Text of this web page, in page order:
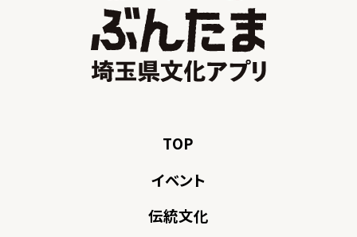
TOP
イベント
伝統文化